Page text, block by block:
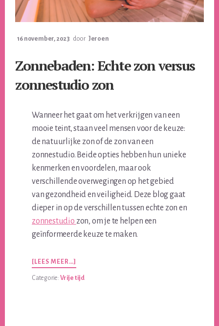
16 november, 2023 door Jeroen
Zonnebaden: Echte zon versus
zonnestudio zon
Wanneer het gaat om het verkrijgen van een
mooie teint, staan veel mensen voor de keuze:
de natuurlijke zon of de zon van een
zonnestudio. Beide opties hebben hun unieke
kenmerken en voordelen, maar ook
verschillende overwegingen op het gebied
van gezondheid en veiligheid. Deze blog gaat
dieper in op de verschillen tussen echte zon en
zonnestudio zon, om je te helpen een
geïnformeerde keuze te maken.
[LEES MEER…]
ECHTE
ZON
Categorie: Vrije tijd